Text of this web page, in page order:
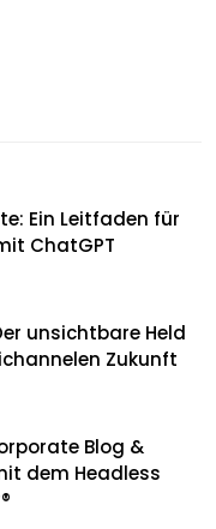
Ein Leitfaden für
ChatGPT
unsichtbare Held
Zukunft
Blog &
dem Headless